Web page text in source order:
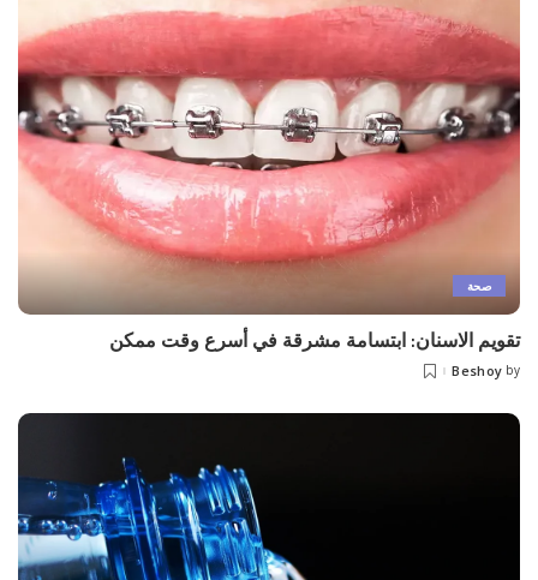
صحة
تقويم الاسنان: ابتسامة مشرقة في أسرع وقت ممكن
Posted
by
Beshoy